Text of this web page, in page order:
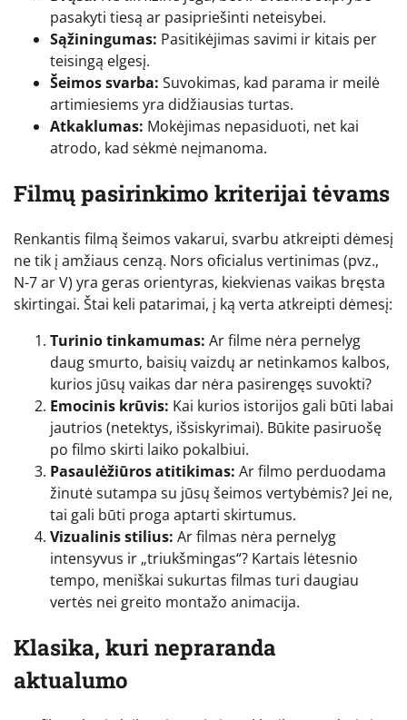
pasakyti tiesą ar pasipriešinti neteisybei.
Sąžiningumas: Pasitikėjimas savimi ir kitais per
teisingą elgesį.
Šeimos svarba: Suvokimas, kad parama ir meilė
artimiesiems yra didžiausias turtas.
Atkaklumas: Mokėjimas nepasiduoti, net kai
atrodo, kad sėkmė neįmanoma.
Filmų pasirinkimo kriterijai tėvams
Renkantis filmą šeimos vakarui, svarbu atkreipti dėmesį
ne tik į amžiaus cenzą. Nors oficialus vertinimas (pvz.,
N-7 ar V) yra geras orientyras, kiekvienas vaikas bręsta
skirtingai. Štai keli patarimai, į ką verta atkreipti dėmesį:
Turinio tinkamumas: Ar filme nėra pernelyg
daug smurto, baisių vaizdų ar netinkamos kalbos,
kurios jūsų vaikas dar nėra pasirengęs suvokti?
Emocinis krūvis: Kai kurios istorijos gali būti labai
jautrios (netektys, išsiskyrimai). Būkite pasiruošę
po filmo skirti laiko pokalbiui.
Pasaulėžiūros atitikimas: Ar filmo perduodama
žinutė sutampa su jūsų šeimos vertybėmis? Jei ne,
tai gali būti proga aptarti skirtumus.
Vizualinis stilius: Ar filmas nėra pernelyg
intensyvus ir „triukšmingas“? Kartais lėtesnio
tempo, meniškai sukurtas filmas turi daugiau
vertės nei greito montažo animacija.
Klasika, kuri nepraranda
aktualumo